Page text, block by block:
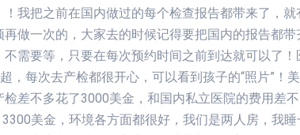
我把之前在国内做过的每个检查报告都带来了，
做一次的，大家去的时候记得要把国内的报告都
需要等，只要在每次预约时间之前到达就可以了
，每次去产检都很开心，可以看到孩子的“照片”！
差不多花了3000美金，和国内私立医院的费用差
美金，环境各方面都很好，我们是两人房，我